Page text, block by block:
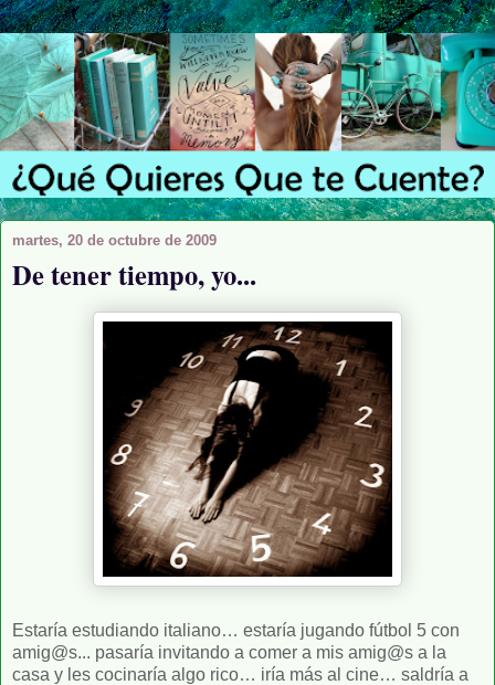
martes, 20 de octubre de 2009
De tener tiempo, yo...
Estaría estudiando italiano… estaría jugando fútbol 5 con
amig@s... pasaría invitando a comer a mis amig@s a la
casa y les cocinaría algo rico… iría más al cine… saldría a